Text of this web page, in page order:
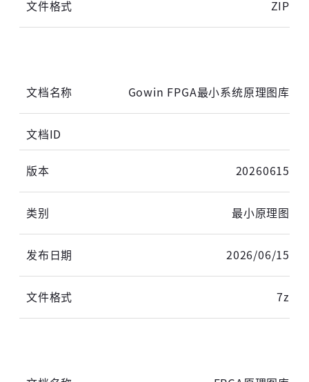
ZIP
Gowin FPGA最小系统原理图库
20260615
最小原理图
2026/06/15
7z